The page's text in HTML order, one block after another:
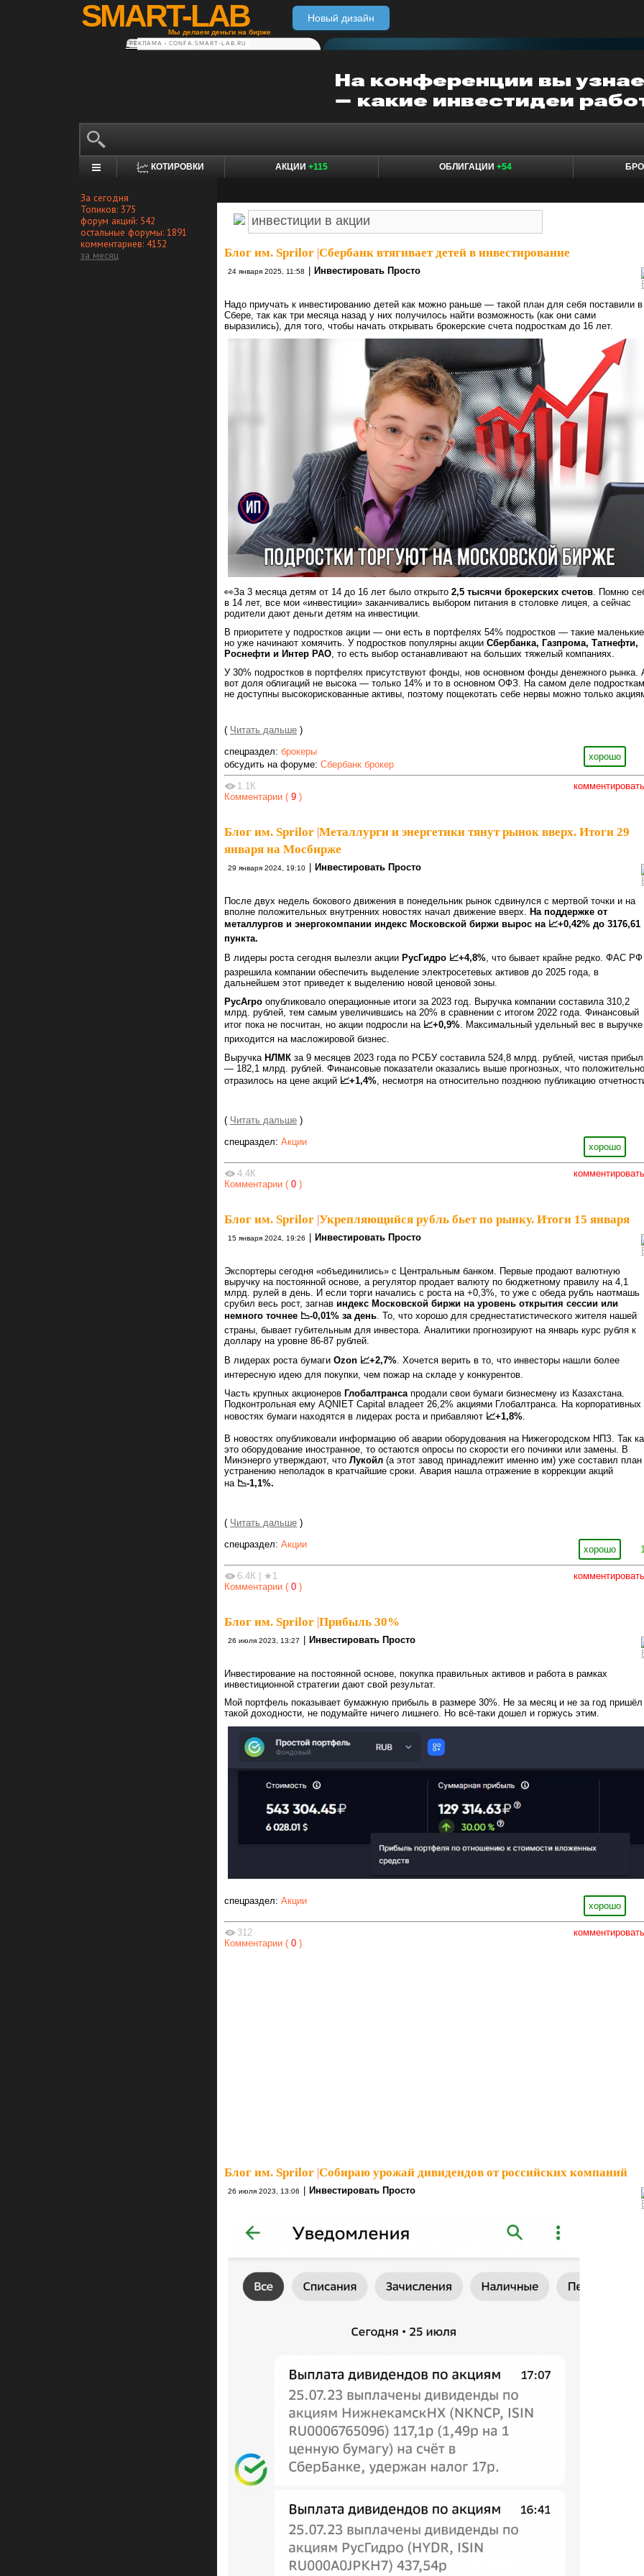
SMART-LAB
Мы делаем деньги на бирже
Новый дизайн
РЕКЛАМА • CONFA.SMART-LAB.RU
КОТИРОВКИ АКЦИИ +115 ОБЛИГАЦИИ +54
За сегодня
Топиков: 375
форум акций: 542
остальные форумы: 1891
комментариев: 4152
за месяц
Блог им. Sprilor Сбербанк втягивает детей в инвестирование
24 января 2025, 11:58 Инвестировать Просто
Надо приучать к инвестированию детей как можно раньше — такой план для себя поставили в
Сбере, так как три месяца назад у них получилось найти возможность (как они сами
выразились), для того, чтобы начать открывать брокерские счета подросткам до 16 лет.
👀За 3 месяца детям от 14 до 16 лет было открыто 2,5 тысячи брокерских счетов. Помню
в 14 лет, все мои «инвестиции» заканчивались выбором питания в столовке лицея, а сейчас
родители дают деньги детям на инвестиции.
В приоритете у подростков акции — они есть в портфелях 54% подростков — такие
но уже начинают хомячить. У подростков популярны акции Сбербанка, Газпрома, Татнефти,
Роснефти и Интер РАО, то есть выбор останавливают на больших тяжелый компаниях.
У 30% подростков в портфелях присутствуют фонды, нов основном фонды денежного рынка.
вот доля облигаций не высока — только 14% и то в основном ОФЗ. На самом деле подросткам
не доступны высокорискованные активы, поэтому пощекотать себе нервы можно только
( Читать дальше )
хорошо
спецраздел: брокеры
обсудить на форуме: Сбербанк брокер
комментировать
1.1К
Комментарии ( 9 )
Блог им. Sprilor Металлурги и энергетики тянут рынок вверх. Итоги 29
января на Мосбирже⁠⁠
29 января 2024, 19:10 Инвестировать Просто
После двух недель бокового движения в понедельник рынок сдвинулся с мертвой точки и на
вполне положительных внутренних новостях начал движение вверх. На поддержке от
металлургов и энергокомпании индекс Московской биржи вырос на 📈+0,42% до 3176,61
пункта.
В лидеры роста сегодня вылезли акции РусГидро 📈+4,8%, что бывает крайне редко. ФАС РФ
разрешила компании обеспечить выделение электросетевых активов до 2025 года, в
дальнейшем этот приведет к выделению новой ценовой зоны.
РусАгро опубликовало операционные итоги за 2023 год. Выручка компании составила 310,2
млрд. рублей, тем самым увеличившись на 20% в сравнении с итогом 2022 года. Финансовый
итог пока не посчитан, но акции подросли на 📈+0,9% . Максимальный удельный вес в выручке
приходится на масложировой бизнес.
Выручка НЛМК за 9 месяцев 2023 года по РСБУ составила 524,8 млрд. рублей, чистая
— 182,1 млрд. рублей. Финансовые показатели оказались выше прогнозных, что положительно
отразилось на цене акций 📈+1,4% , несмотря на относительно позднюю публикацию
( Читать дальше )
хорошо
спецраздел: Акции
комментировать
4.4К
Комментарии ( 0 )
Блог им. Sprilor Укрепляющийся рубль бьет по рынку. Итоги 15 января⁠⁠
15 января 2024, 19:26 Инвестировать Просто
Экспортеры сегодня «объединились» с Центральным банком. Первые продают валютную
выручку на постоянной основе, а регулятор продает валюту по бюджетному правилу на 4,1
млрд. рулей в день. И если торги начались с роста на +0,3%, то уже с обеда рубль наотмашь
срубил весь рост, загнав индекс Московской биржи на уровень открытия сессии или
немного точнее 📉-0,01% за день . То, что хорошо для среднестатистического жителя нашей
страны, бывает губительным для инвестора. Аналитики прогнозируют на январь курс рубля к
доллару на уровне 86-87 рублей.
В лидерах роста бумаги Ozon 📈+2,7%. Хочется верить в то, что инвесторы нашли более
интересную идею для покупки, чем пожар на складе у конкурентов.
Часть крупных акционеров Глобалтранса продали свои бумаги бизнесмену из Казахстана.
Подконтрольная ему AQNIET Capital владеет 26,2% акциями Глобалтранса. На корпоративных
новостях бумаги находятся в лидерах роста и прибавляют 📈+1,8%
В новостях опубликовали информацию об аварии оборудования на Нижегородском НПЗ. Так
это оборудование иностранное, то остаются опросы по скорости его починки или замены. В
Минэнерго утверждают, что Лукойл (а этот завод принадлежит именно им) уже составил план
устранению неполадок в кратчайшие сроки. Авария нашла отражение в коррекции акций
на 📉-1,1%.
( Читать дальше )
хорошо
спецраздел: Акции
комментировать
6.4К
★1
Комментарии ( 0 )
Блог им. Sprilor Прибыль 30%⁠⁠
26 июля 2023, 13:27 Инвестировать Просто
Инвестирование на постоянной основе, покупка правильных активов и работа в рамках
инвестиционной стратегии дают свой результат.
Мой портфель показывает бумажную прибыль в размере 30%. Не за месяц и не за год пришёл
такой доходности, не подумайте ничего лишнего. Но всё-таки дошел и горжусь этим.
хорошо
спецраздел: Акции
комментировать
312
Комментарии ( 0 )
Блог им. Sprilor Собираю урожай дивидендов от российских компаний⁠⁠
26 июля 2023, 13:06 Инвестировать Просто